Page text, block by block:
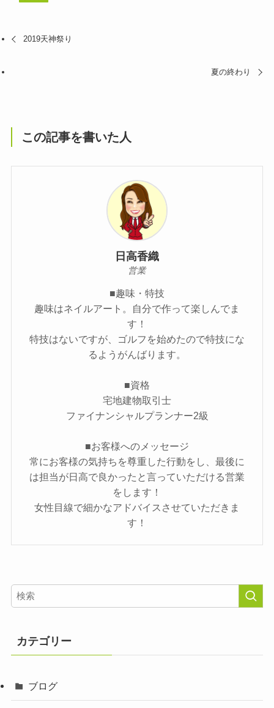
2019天神祭り
夏の終わり
この記事を書いた人
日高香織
営業
■趣味・特技
趣味はネイルアート。自分で作って楽しんでま
す！
特技はないですが、ゴルフを始めたので特技にな
るようがんばります。
■資格
宅地建物取引士
ファイナンシャルプランナー2級
■お客様へのメッセージ
常にお客様の気持ちを尊重した行動をし、最後に
は担当が日高で良かったと言っていただける営業
をします！
女性目線で細かなアドバイスさせていただきま
す！
カテゴリー
ブログ